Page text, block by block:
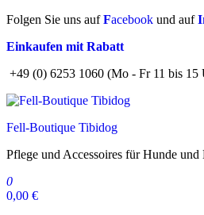
Zum
springen
Folgen Sie uns aufFacebook und aufI
Einkaufen mit Rabatt
+49 (0) 6253 1060 (Mo - Fr 11 bis 15
Fell-Boutique Tibidog
Pflege und Accessoires für Hunde und
0
0,00 €